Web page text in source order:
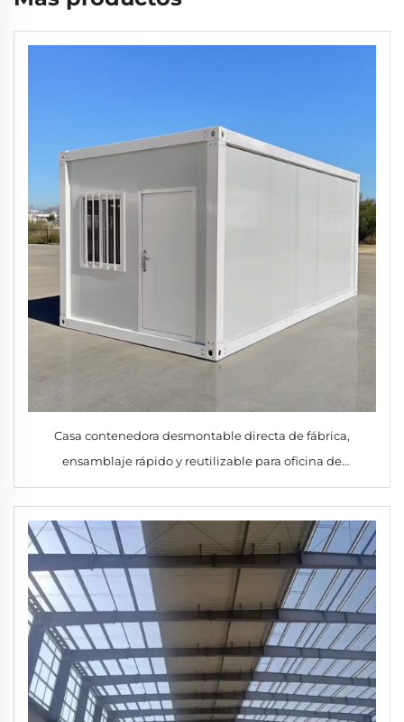
Casa contenedora desmontable directa de fábrica,
ensamblaje rápido y reutilizable para oficina de
construcción